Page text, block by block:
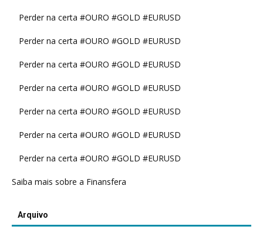
Perder na certa #OURO #GOLD #EURUSD
Perder na certa #OURO #GOLD #EURUSD
Perder na certa #OURO #GOLD #EURUSD
Perder na certa #OURO #GOLD #EURUSD
Perder na certa #OURO #GOLD #EURUSD
Perder na certa #OURO #GOLD #EURUSD
Perder na certa #OURO #GOLD #EURUSD
Saiba mais sobre a Finansfera
Arquivo